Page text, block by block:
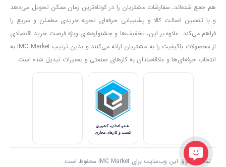
هم جمع شده‌اند، سفارشات مشتریان را در کوتاه‌ترین زمان ممکن تحویل می‌دهد
و با تضمین اصالت کالا و پشتیبانی حرفه‌ای تجربه خریدی مطمئن و سریع را
فراهم می‌کند. علاوه بر این، تخفیف‌ها و جشنواره‌های ویژه فرصت خرید اقتصادی
از محصولات باکیفیت را به مشتریان ارائه می‌کنند و بدین ترتیب IMC Market به
انتخاب حرفه‌ای‌ها و علاقه‌مندان به کارهای صنعتی و تعمیرات تبدیل شده است.
تمامی حقوق این وب‌سایت برای IMC Market محفوظ است.